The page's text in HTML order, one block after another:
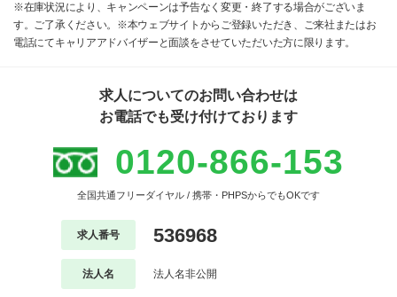
※在庫状況により、キャンペーンは予告なく変更・終了する場合がございま
す。ご了承ください。※本ウェブサイトからご登録いただき、ご来社またはお
電話にてキャリアアドバイザーと面談をさせていただいた方に限ります。
求人についてのお問い合わせは
お電話でも受け付けております
0120-866-153
全国共通フリーダイヤル / 携帯・PHPSからでもOKです
求人番号 536968
法人名 法人名非公開